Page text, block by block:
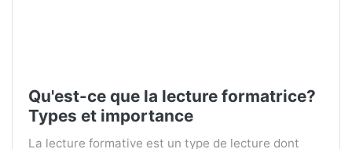
Qu'est-ce que la lecture formatrice?
Types et importance
La lecture formative est un type de lecture dont